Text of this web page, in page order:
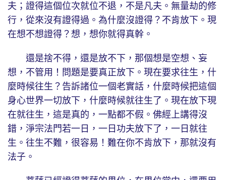
夫；證得這個位次就位不退，不是凡夫。無量劫的修
行，從來沒有證得過。為什麼沒證得？不肯放下。現
在想不想證得？想，想你就得真幹。
還是捨不得，還是放不下，那個想是空想、妄
想，不管用！問題是要真正放下。現在要求往生，什
麼時候往生？告訴諸位一個老實話，什麼時候把這個
身心世界一切放下，什麼時候就往生了。現在放下現
在就往生，這是真的，一點都不假。佛經上講得沒
錯，淨宗法門若一日，一日功夫放下了，一日就往
生。往生不難，很容易！難在你不肯放下，那就沒有
法子。